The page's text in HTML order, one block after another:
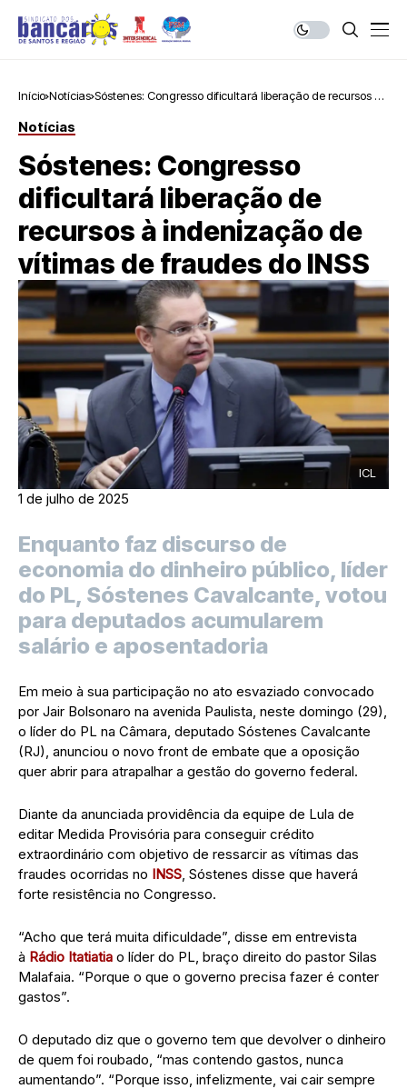
Início Notícias Sóstenes: Congresso dificultará liberação de recursos à
Notícias
Sóstenes: Congresso
dificultará liberação de
recursos à indenização de
vítimas de fraudes do INSS
ICL
1 de julho de 2025
Enquanto faz discurso de
economia do dinheiro público, líder
do PL, Sóstenes Cavalcante, votou
para deputados acumularem
salário e aposentadoria
Em meio à sua participação no ato esvaziado convocado
por Jair Bolsonaro na avenida Paulista, neste domingo (29),
o líder do PL na Câmara, deputado Sóstenes Cavalcante
(RJ), anunciou o novo front de embate que a oposição
quer abrir para atrapalhar a gestão do governo federal.
Diante da anunciada providência da equipe de Lula de
editar Medida Provisória para conseguir crédito
extraordinário com objetivo de ressarcir as vítimas das
fraudes ocorridas no INSS , Sóstenes disse que haverá
forte resistência no Congresso.
“Acho que terá muita dificuldade”, disse em entrevista
à Rádio Itatiatia o líder do PL, braço direito do pastor Silas
Malafaia. “Porque o que o governo precisa fazer é conter
gastos”.
O deputado diz que o governo tem que devolver o dinheiro
de quem foi roubado, “mas contendo gastos, nunca
aumentando”. “Porque isso, infelizmente, vai cair sempre